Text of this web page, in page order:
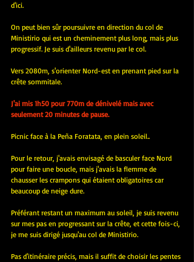
d'ici.
On peut bien sûr poursuivre en direction du col de
Ministirio qui est un cheminement plus long, mais plus
progressif. Je suis d'ailleurs revenu par le col.
Vers 2080m, s'orienter Nord-est en prenant pied sur la
crête sommitale.
J'ai mis 1h50 pour 770m de dénivelé mais avec
seulement 20 minutes de pause.
Picnic face à la Peña Foratata, en plein soleil..
Pour le retour, j'avais envisagé de basculer face Nord
pour faire une boucle, mais j'avais la flemme de
chausser les crampons qui étaient obligatoires car
beaucoup de neige dure.
Préférant restant un maximum au soleil, je suis revenu
sur mes pas en progressant sur la crête, et cette fois-ci,
je me suis dirigé jusqu'au col de Ministirio.
Pas d'itinéraire précis, mais il suffit de choisir les pentes